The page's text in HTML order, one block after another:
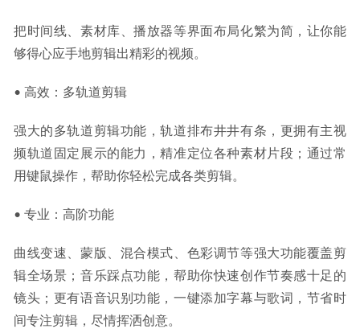
把时间线、素材库、播放器等界面布局化繁为简，让你能
够得心应手地剪辑出精彩的视频。
• 高效：多轨道剪辑
强大的多轨道剪辑功能，轨道排布井井有条，更拥有主视
频轨道固定展示的能力，精准定位各种素材片段；通过常
用键鼠操作，帮助你轻松完成各类剪辑。
• 专业：高阶功能
曲线变速、蒙版、混合模式、色彩调节等强大功能覆盖剪
辑全场景；音乐踩点功能，帮助你快速创作节奏感十足的
镜头；更有语音识别功能，一键添加字幕与歌词，节省时
间专注剪辑，尽情挥洒创意。